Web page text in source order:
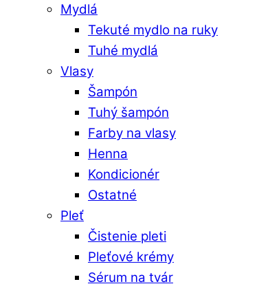
Mydlá
Tekuté mydlo na ruky
Tuhé mydlá
Vlasy
Šampón
Tuhý šampón
Farby na vlasy
Henna
Kondicionér
Ostatné
Pleť
Čistenie pleti
Pleťové krémy
Sérum na tvár